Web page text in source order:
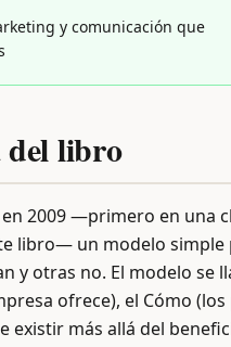
y comunicación que
libro
2009 —primero en una
libro— un modelo
y otras no. El modelo se
ofrece), el Cómo
existir más allá del